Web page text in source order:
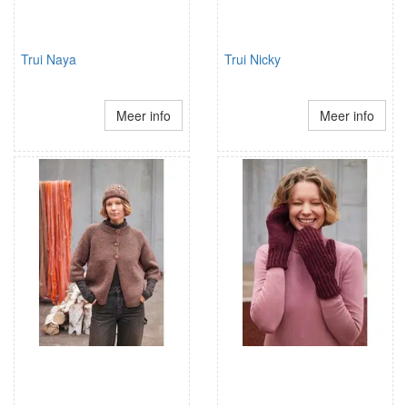
Trui Naya
Meer info
Trui Nicky
Meer info